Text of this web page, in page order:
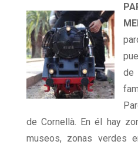
de Cornellà. En él hay
museos, zonas verdes